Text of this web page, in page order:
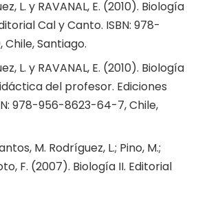
L. y RAVANAL, E. (2010). Biología
Cal y Canto. ISBN: 978-
Santiago.
L. y RAVANAL, E. (2010). Biología
del profesor. Ediciones
978-956-8623-64-7, Chile,
M. Rodríguez, L.; Pino, M.;
F. (2007). Biología II. Editorial